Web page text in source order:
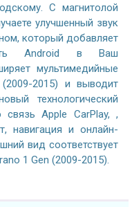
С магнитолой
улучшенный звук
который добавляет
Android в Ваш
мультимедийные
2015) и выводит
технологический
связь Apple CarPlay, ,
навигация и онлайн-
вид соответствует
1 Gen (2009-2015).